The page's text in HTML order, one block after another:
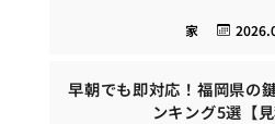
家
早朝でも即対応！福岡県の
ンキング5選【見